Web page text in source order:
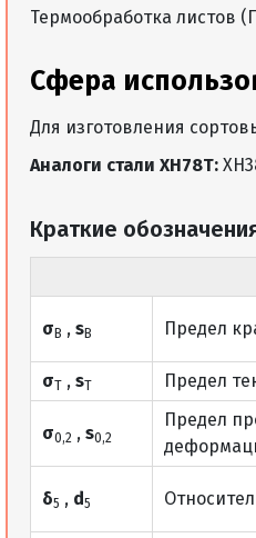
Термообработка листов
Сфера
Для изготовления
Аналоги стали ХН78Т:
Краткие
σВ ,sВ Предел
σТ ,sТ Предел
σ0,2 ,s0,2
Предел
δ5 , d5